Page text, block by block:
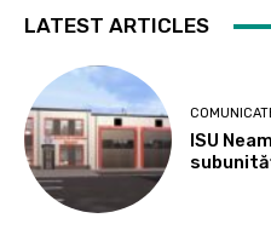
LATEST ARTICLES
ISU